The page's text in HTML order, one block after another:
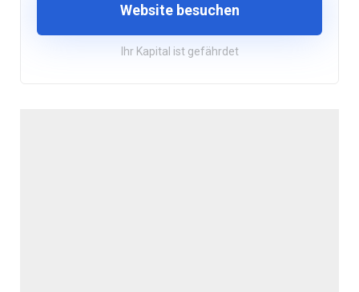
Website besuchen
Ihr Kapital ist gefährdet